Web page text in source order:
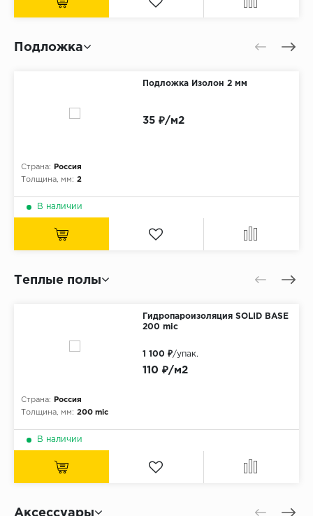
Подложка
Подложка Изолон 2 мм
Страна:
Россия
Толщина, мм: 2
35 ₽/м2
В наличии
Теплые полы
Гидропароизоляция SOLID BASE
200 mic
Страна:
Россия
Толщина, мм: 200 mic
110 ₽/м2
1 100 ₽/упак.
В наличии
Аксессуары